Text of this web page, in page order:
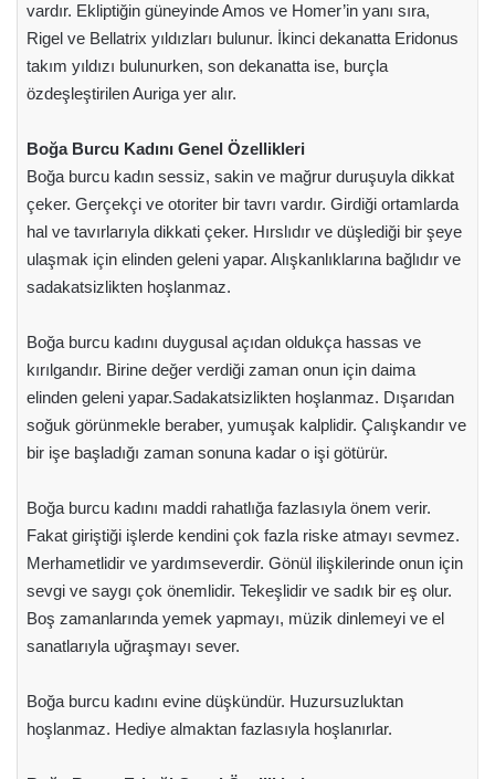
vardır. Ekliptiğin güneyinde Amos ve Homer’in yanı sıra,
Rigel ve Bellatrix yıldızları bulunur. İkinci dekanatta Eridonus
takım yıldızı bulunurken, son dekanatta ise, burçla
özdeşleştirilen Auriga yer alır.
Boğa Burcu Kadını Genel Özellikleri
Boğa burcu kadın sessiz, sakin ve mağrur duruşuyla dikkat
çeker. Gerçekçi ve otoriter bir tavrı vardır. Girdiği ortamlarda
hal ve tavırlarıyla dikkati çeker. Hırslıdır ve düşlediği bir şeye
ulaşmak için elinden geleni yapar. Alışkanlıklarına bağlıdır ve
sadakatsizlikten hoşlanmaz.
Boğa burcu kadını duygusal açıdan oldukça hassas ve
kırılgandır. Birine değer verdiği zaman onun için daima
elinden geleni yapar.Sadakatsizlikten hoşlanmaz. Dışarıdan
soğuk görünmekle beraber, yumuşak kalplidir. Çalışkandır ve
bir işe başladığı zaman sonuna kadar o işi götürür.
Boğa burcu kadını maddi rahatlığa fazlasıyla önem verir.
Fakat giriştiği işlerde kendini çok fazla riske atmayı sevmez.
Merhametlidir ve yardımseverdir. Gönül ilişkilerinde onun için
sevgi ve saygı çok önemlidir. Tekeşlidir ve sadık bir eş olur.
Boş zamanlarında yemek yapmayı, müzik dinlemeyi ve el
sanatlarıyla uğraşmayı sever.
Boğa burcu kadını evine düşkündür. Huzursuzluktan
hoşlanmaz. Hediye almaktan fazlasıyla hoşlanırlar.